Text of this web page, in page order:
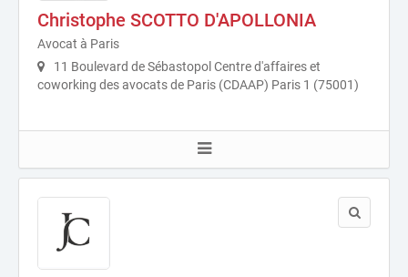
Christophe SCOTTO D'APOLLONIA
Avocat à Paris
11 Boulevard de Sébastopol Centre d'affaires et
coworking des avocats de Paris (CDAAP) Paris 1 (75001)